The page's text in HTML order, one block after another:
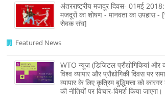
अंतरराष्ट्रीय मजदूर दिवस- 01मई 2018:
मजदूरों का शोषण - मानवता का उपहास -
सेवक संघ]
Featured News
WTO न्यूज़ (डिजिटल प्रौद्योगिकियां और
विश्व व्यापार और प्रौद्योगिकी दिवस पर
व्यापार के लिए कृत्रिम बुद्धिमत्ता को
की नीतियों पर विचार-विमर्श किया जाएगा।